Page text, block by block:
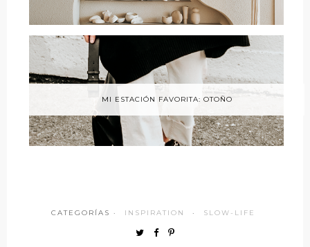
MI ESTACIÓN FAVORITA: OTOÑO
CATEGORÍAS · INSPIRATION · SLOW-LIFE